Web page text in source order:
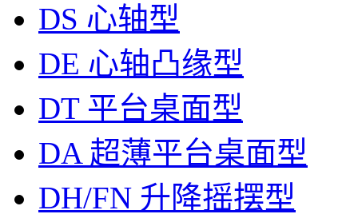
DS 心轴型
DE 心轴凸缘型
DT 平台桌面型
DA 超薄平台桌面型
DH/FN 升降摇摆型